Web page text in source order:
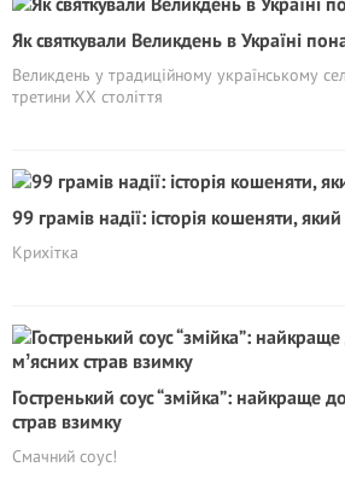
Як святкували Великдень в Україні
Великдень у традиційному українському
третини ХХ століття
99 грамів надії: історія кошеняти,
Крихітка
Гостренький соус “змійка”: найкраще
страв взимку
Смачний соус!